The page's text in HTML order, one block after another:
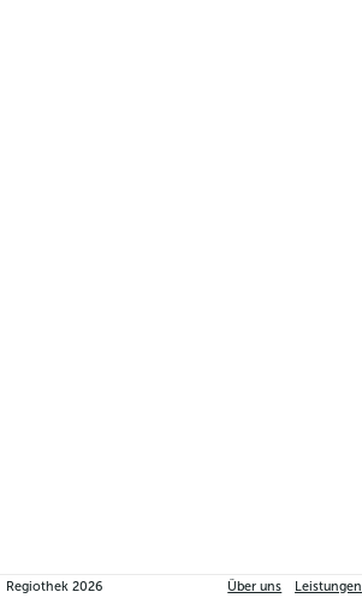
Regiothek2026 Über uns Leistungen